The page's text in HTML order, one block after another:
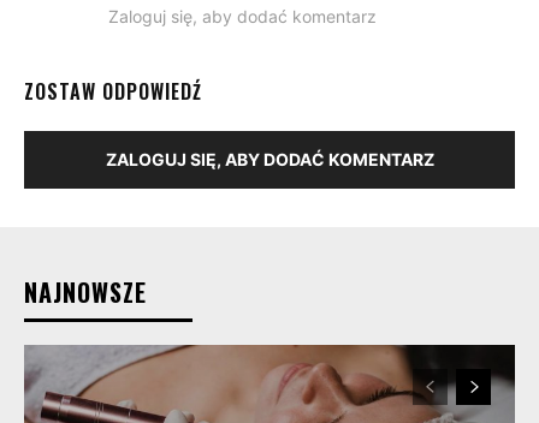
Zaloguj się, aby dodać komentarz
ZOSTAW ODPOWIEDŹ
ZALOGUJ SIĘ, ABY DODAĆ KOMENTARZ
NAJNOWSZE